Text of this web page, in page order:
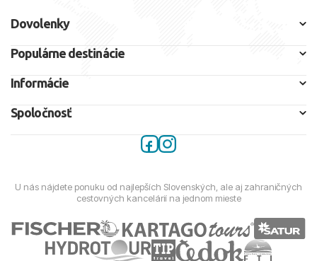
Dovolenky
Populárne destinácie
Informácie
Spoločnosť
U nás nájdete ponuku od najlepších Slovenských, ale aj zahraničných
cestovných kancelárií na jednom mieste